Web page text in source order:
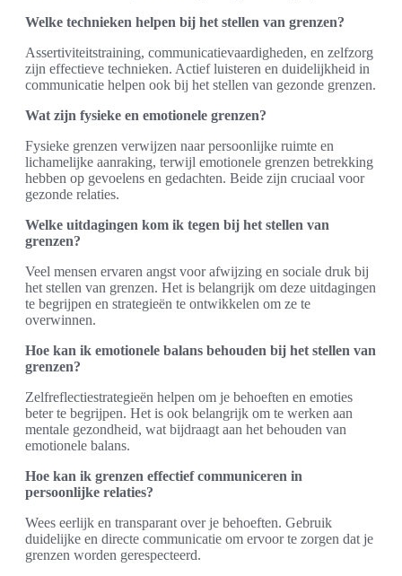
Welke technieken helpen bij het stellen van grenzen?
Assertiviteitstraining, communicatievaardigheden, en zelfzorg
zijn effectieve technieken. Actief luisteren en duidelijkheid in
communicatie helpen ook bij het stellen van gezonde grenzen.
Wat zijn fysieke en emotionele grenzen?
Fysieke grenzen verwijzen naar persoonlijke ruimte en
lichamelijke aanraking, terwijl emotionele grenzen betrekking
hebben op gevoelens en gedachten. Beide zijn cruciaal voor
gezonde relaties.
Welke uitdagingen kom ik tegen bij het stellen van
grenzen?
Veel mensen ervaren angst voor afwijzing en sociale druk bij
het stellen van grenzen. Het is belangrijk om deze uitdagingen
te begrijpen en strategieën te ontwikkelen om ze te
overwinnen.
Hoe kan ik emotionele balans behouden bij het stellen van
grenzen?
Zelfreflectiestrategieën helpen om je behoeften en emoties
beter te begrijpen. Het is ook belangrijk om te werken aan
mentale gezondheid, wat bijdraagt aan het behouden van
emotionele balans.
Hoe kan ik grenzen effectief communiceren in
persoonlijke relaties?
Wees eerlijk en transparant over je behoeften. Gebruik
duidelijke en directe communicatie om ervoor te zorgen dat je
grenzen worden gerespecteerd.